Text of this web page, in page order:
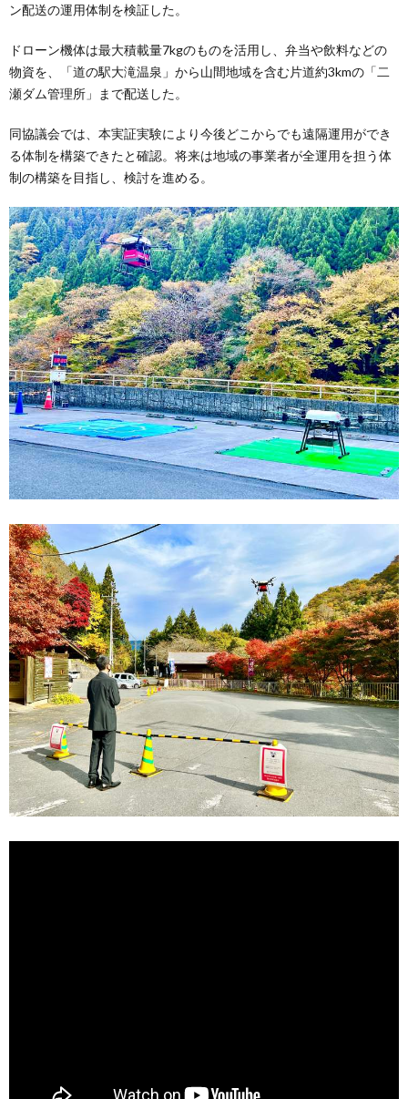
ン配送の運用体制を検証した。
ドローン機体は最大積載量7kgのものを活用し、弁当や飲料などの
物資を、「道の駅大滝温泉」から山間地域を含む片道約3kmの「二
瀬ダム管理所」まで配送した。
同協議会では、本実証実験により今後どこからでも遠隔運用ができ
る体制を構築できたと確認。将来は地域の事業者が全運用を担う体
制の構築を目指し、検討を進める。